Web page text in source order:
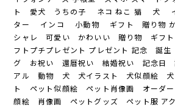
ト 愛犬 うちの子 ネコ ねこ 猫 犬
ター インコ 小動物 ギフト 贈り物
シャレ 可愛い かわいい 贈り物 ギフ
フトプチプレゼント プレゼント 記念 誕
グ お祝い 還暦祝い 結婚祝い 記念日
アル 動物 犬 犬イラスト 犬似顔絵 犬
ト ペット似顔絵 ペット肖像画 オーダ
顔絵 肖像画 ペットグッズ ペット服 ア